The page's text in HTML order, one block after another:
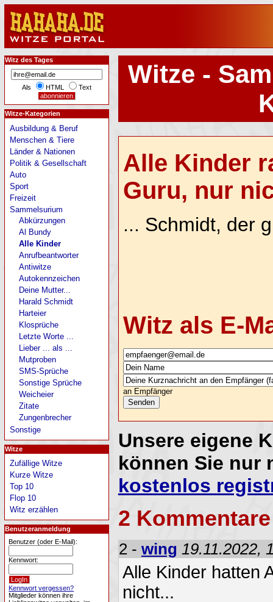
Witze -
Alle Kinder
Guru, nur
... Schmidt, der
Witz als E-
an Empfänger
Unsere eigene
können Sie nur
kostenlos
2
2 - wing 19.11.2022,
Alle Kinder hatten
nicht...
Witz des Tages
Als HTML Text
Witze-Kategorien
Ausbildung & Beruf
Menschen & Tiere
Länder & Nationen
Politik & Gesellschaft
Auto
Sport
Freizeit
Sammelsurium
Abkürzungen
Al Bundy
Alle Kinder
Anrufbeantworter
Antiwitze
Autokennzeichen
Deine Mutter...
Harald Schmidt
Harteier
Klosprüche
Letzte Worte ...
Lieber ... als ...
Mutproben
SMS-Sprüche
Sonstige Sprüche
Weicheier
Zitate
Zungenbrecher
Sonstige
Witze
Zufällige Witze
Kurze Witze
Top 10
Flop 10
Witz erzählen
Benutzeranmeldung
Benutzer (oder E-Mail):
Kennwort:
Kennwort vergessen?
Mitglieder können ihre